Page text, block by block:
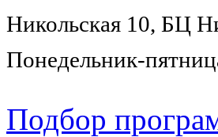
Никольская 10, БЦ
Понедельник-
Подбор